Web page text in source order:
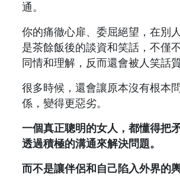
通。
你的痛徹心扉、委屈絕望，在別
是茶餘飯後的談資和笑話，不僅
同情和理解，反而還會被人笑話質
很多時候，還會讓原本沒有根本
係，變得更惡劣。
一個真正聰明的女人，都懂得把
透過積極的溝通來解決問題。
而不是讓伴侶和自己陷入外界的